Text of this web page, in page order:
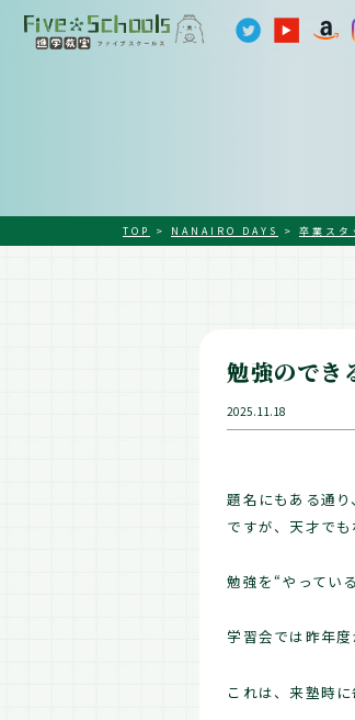
TOP > NANAIRO DAYS > 卒業スタ
勉強のでき
2025.11.18
題名にもある通り
ですが、天才で
勉強を“やってい
学習会では昨年
これは、来塾時